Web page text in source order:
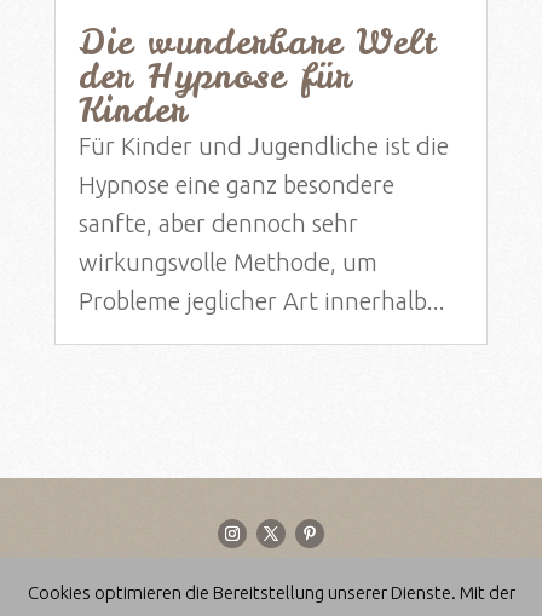
Die wunderbare Welt
der Hypnose für
Kinder
Für Kinder und Jugendliche ist die
Hypnose eine ganz besondere
sanfte, aber dennoch sehr
wirkungsvolle Methode, um
Probleme jeglicher Art innerhalb...
Cookies optimieren die Bereitstellung unserer Dienste. Mit der